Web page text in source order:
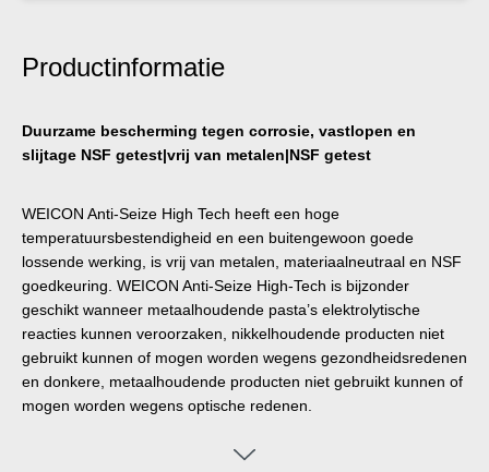
Productinformatie
Duurzame bescherming tegen corrosie, vastlopen en
slijtage NSF getest|vrij van metalen|NSF getest
WEICON Anti-Seize High Tech heeft een hoge
temperatuursbestendigheid en een buitengewoon goede
lossende werking, is vrij van metalen, materiaalneutraal en NSF
goedkeuring. WEICON Anti-Seize High-Tech is bijzonder
geschikt wanneer metaalhoudende pasta’s elektrolytische
reacties kunnen veroorzaken, nikkelhoudende producten niet
gebruikt kunnen of mogen worden wegens gezondheidsredenen
en donkere, metaalhoudende producten niet gebruikt kunnen of
mogen worden wegens optische redenen.